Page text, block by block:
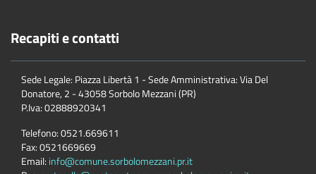
Recapiti e contatti
Sede Legale: Piazza Libertà 1 - Sede Amministrativa: Via Del
Donatore, 2 - 43058 Sorbolo Mezzani (PR)
P.Iva:02888920341
Telefono:0521.669611
Fax:0521669669
Email: info@comune.sorbolomezzani.pr.it